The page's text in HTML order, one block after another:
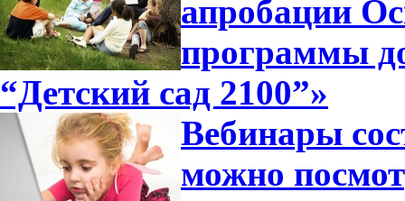
апробации
программы
“Детский сад 2100”»
Вебинары
можно